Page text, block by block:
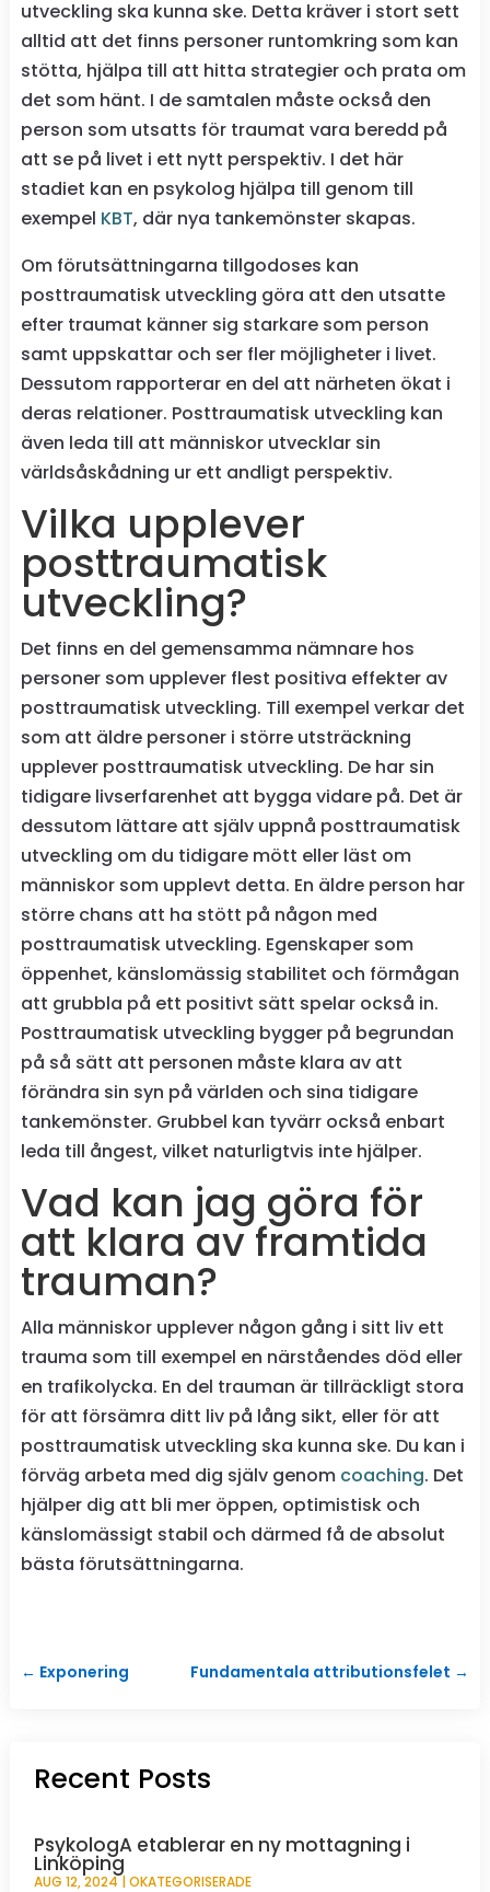
utveckling ska kunna ske. Detta kräver i stort sett
alltid att det finns personer runtomkring som kan
stötta, hjälpa till att hitta strategier och prata om
det som hänt. I de samtalen måste också den
person som utsatts för traumat vara beredd på
att se på livet i ett nytt perspektiv. I det här
stadiet kan en psykolog hjälpa till genom till
exempel KBT, där nya tankemönster skapas.
Om förutsättningarna tillgodoses kan
posttraumatisk utveckling göra att den utsatte
efter traumat känner sig starkare som person
samt uppskattar och ser fler möjligheter i livet.
Dessutom rapporterar en del att närheten ökat i
deras relationer. Posttraumatisk utveckling kan
även leda till att människor utvecklar sin
världsåskådning ur ett andligt perspektiv.
Vilka upplever
posttraumatisk
utveckling?
Det finns en del gemensamma nämnare hos
personer som upplever flest positiva effekter av
posttraumatisk utveckling. Till exempel verkar det
som att äldre personer i större utsträckning
upplever posttraumatisk utveckling. De har sin
tidigare livserfarenhet att bygga vidare på. Det är
dessutom lättare att själv uppnå posttraumatisk
utveckling om du tidigare mött eller läst om
människor som upplevt detta. En äldre person har
större chans att ha stött på någon med
posttraumatisk utveckling. Egenskaper som
öppenhet, känslomässig stabilitet och förmågan
att grubbla på ett positivt sätt spelar också in.
Posttraumatisk utveckling bygger på begrundan
på så sätt att personen måste klara av att
förändra sin syn på världen och sina tidigare
tankemönster. Grubbel kan tyvärr också enbart
leda till ångest, vilket naturligtvis inte hjälper.
Vad kan jag göra för
att klara av framtida
trauman?
Alla människor upplever någon gång i sitt liv ett
trauma som till exempel en närståendes död eller
en trafikolycka. En del trauman är tillräckligt stora
för att försämra ditt liv på lång sikt, eller för att
posttraumatisk utveckling ska kunna ske. Du kan i
förväg arbeta med dig själv genom coaching. Det
hjälper dig att bli mer öppen, optimistisk och
känslomässigt stabil och därmed få de absolut
bästa förutsättningarna.
← Exponering Fundamentala attributionsfelet →
Recent Posts
PsykologA etablerar en ny mottagning i
Linköping
AUG 12, 2024|OKATEGORISERADE